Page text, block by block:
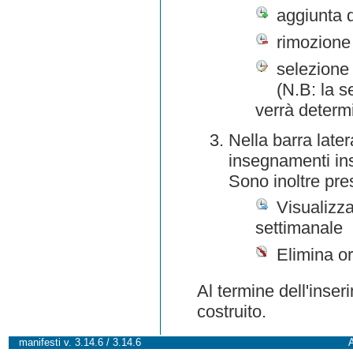
aggiunta
(N.B: la
verrà
Nella barra
insegnamenti
Sono inoltre
settimanale
Elimina
Al termine
costruito.
manifesti v. 3.14.6 / 3.14.6